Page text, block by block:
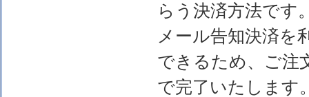
らう決済方法です
メール告知決済を
できるため、ご注
で完了いたします